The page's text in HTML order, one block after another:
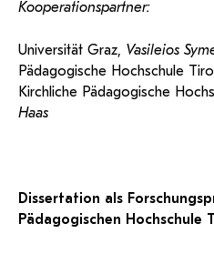
Kooperationspartner:
Universität Graz, Vasileios
Pädagogische Hochschule
Kirchliche Pädagogische
Haas
Dissertation als
Pädagogischen Hochschule